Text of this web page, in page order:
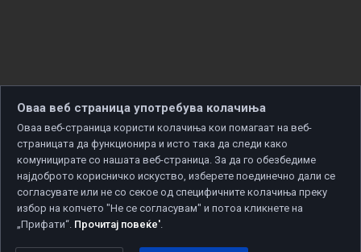
Copyright © 2026 Developed by
Оваа веб страница употребува колачиња
Оваа веб-страница користи колачиња кои помагаат на веб-
страницата да функционира и исто така да следи како
комуницирате со нашата веб-страница. За да го обезбедиме
најдоброто корисничко искуство, изберете поединечно дали се
согласувате или не со секое од специфичните колачиња преку
избор на копчето "Не се согласувам" и потоа кликнете на
„Прифати“. Прочитај повеќе'.